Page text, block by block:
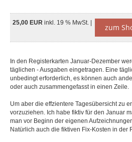
25,00 EUR inkl. 19 % MwSt. | zum
In den Registerkarten Januar-Dezember
täglichen - Ausgaben eingetragen. Eine
unbedingt erforderlich, es können auch
oder auch zusammengefasst in einen Zeile.
Um aber die effzientere Tagesübersicht zu
vorzuziehen. Ich habe fiktiv für den Januar
man vor Beginn der eigenen
Natürlich auch die fiktiven Fix-Kosten in der